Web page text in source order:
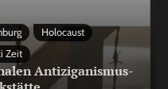
Holocaust
Zeit
Antiziganismus-